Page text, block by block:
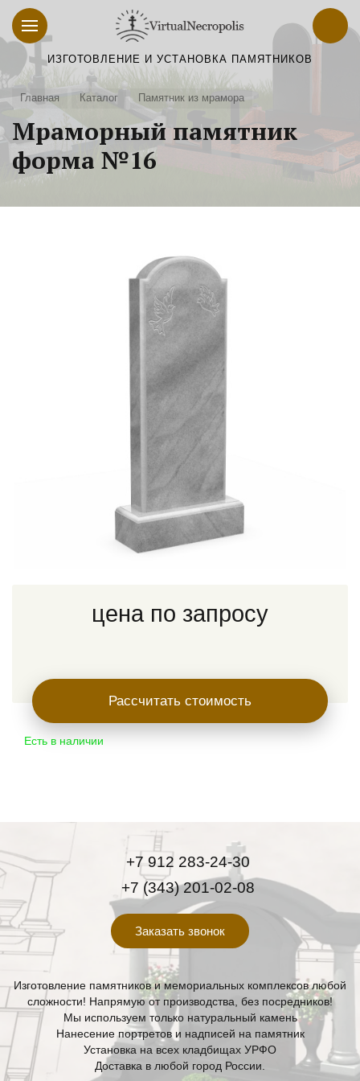
ИЗГОТОВЛЕНИЕ И УСТАНОВКА ПАМЯТНИКОВ
Главная Каталог Памятник из мрамора
Мраморный памятник
форма №16
Есть в наличии
цена по запросу
Рассчитать стоимость
+7 912 283-24-30
+7 (343) 201-02-08
Заказать звонок
Изготовление памятников и мемориальных комплексов любой
сложности! Напрямую от производства, без посредников!
Мы используем только натуральный камень
Нанесение портретов и надписей на памятник
Установка на всех кладбищах УРФО
Доставка в любой город России.